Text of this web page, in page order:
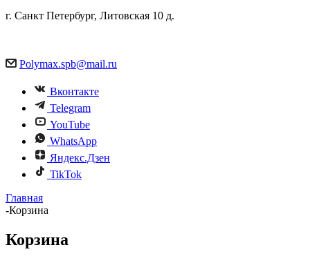
г. Санкт Петербург, Литовская 10 д.
Polymax.spb@mail.ru
Вконтакте
Telegram
YouTube
WhatsApp
Яндекс.Дзен
TikTok
Главная
-Корзина
Корзина